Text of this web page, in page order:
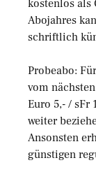
kostenlos als
Abojahres
schriftlich
Probeabo:
vom
Euro 5,- / sFr
weiter
Ansonsten
günstigen